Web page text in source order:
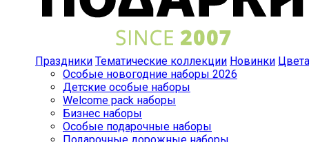
Праздники Тематические коллекции Новинки Цвета
Особые новогодние наборы 2026
Детские особые наборы
Welcome pack наборы
Бизнес наборы
Особые подарочные наборы